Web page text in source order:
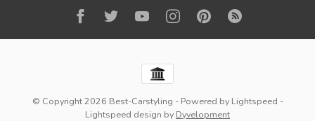
© Copyright 2026 Best-Carstyling - Powered by Lightspeed -
Lightspeed design by Dyvelopment